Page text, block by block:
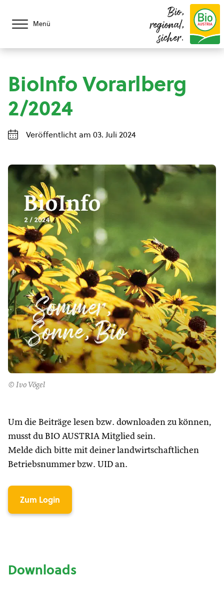
Menü
Bio,
regional,
sicher.
BioInfo Vorarlberg
2/2024
Veröffentlicht am 03. Juli 2024
© Ivo Vögel
Um die Beiträge lesen bzw. downloaden zu können,
musst du BIO AUSTRIA Mitglied sein.
Melde dich bitte mit deiner landwirtschaftlichen
Betriebsnummer bzw. UID an.
Zum Login
Downloads